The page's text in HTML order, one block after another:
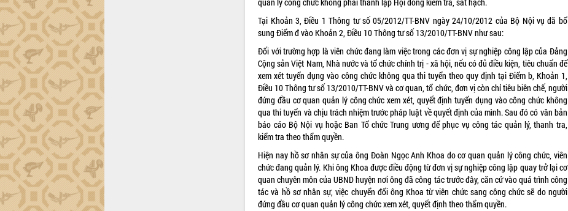
Tại Khoản 3, Điều 1 Thông tư số05/2012/TT-BNV ngày 24/10/2012 của Bộ Nội vụ đã bổ
sung Điểm đ vào Khoản 2, Điều 10 Thông tư số 13/2010/TT-BNV như sau:
Đối với trường hợp là viên chức đang làm việc trong các đơn vị sự nghiệp công lập của Đảng
Cộng sản Việt Nam, Nhà nước và tổ chức chính trị - xã hội, nếu có đủ điều kiện, tiêu chuẩn để
xem xét tuyển dụng vào công chức không qua thi tuyển theo quy định tại Điểm b, Khoản 1,
Điều 10 Thông tư số 13/2010/TT-BNV và cơ quan, tổ chức, đơn vị còn chỉ tiêu biên chế, người
đứng đầu cơ quan quản lý công chức xem xét, quyết định tuyển dụng vào công chức không
qua thi tuyển và chịu trách nhiệm trước pháp luật về quyết định của mình. Sau đó có văn bản
báo cáo Bộ Nội vụ hoặc Ban Tổ chức Trung ương để phục vụ công tác quản lý, thanh tra,
kiểm tra theo thẩm quyền.
Hiện nay hồ sơ nhân sự của ông Đoàn Ngọc Anh Khoa do cơ quan quản lý công chức, viên
chức đang quản lý. Khi ông Khoa được điều động từ đơn vị sự nghiệp công lập quay trở lại cơ
quan chuyên môn của UBND huyện nơi ông đã công tác trước đây, căn cứ vào quá trình công
tác và hồ sơ nhân sự, việc chuyển đổi ông Khoa từ viên chức sang công chức sẽ do người
đứng đầu cơ quan quản lý công chức xem xét, quyết định theo thẩm quyền.